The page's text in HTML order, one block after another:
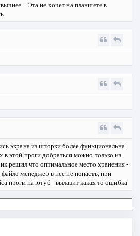
Эта не хочет на планшете в
экрана из шторки более функциональна.
в этой проги добраться можно только из
решил что оптимальное место хранения -
файло менеджер в нее не попасть, при
проги на ютуб - вылазит какая то ошибка